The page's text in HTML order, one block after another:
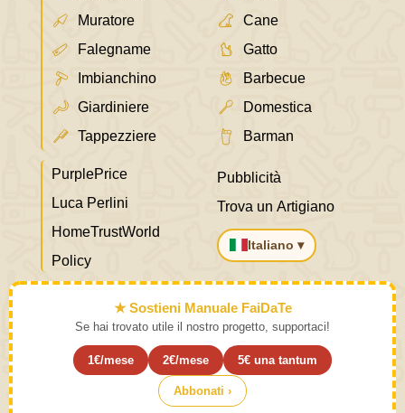
Muratore
Falegname
Imbianchino
Giardiniere
Tappezziere
Cane
Gatto
Barbecue
Domestica
Barman
PurplePrice
Luca Perlini
HomeTrustWorld
Policy
Pubblicità
Trova un Artigiano
Italiano ▾
★ Sostieni Manuale FaiDaTe
Se hai trovato utile il nostro progetto, supportaci!
1€/mese 2€/mese 5€ una tantum
Abbonati ›